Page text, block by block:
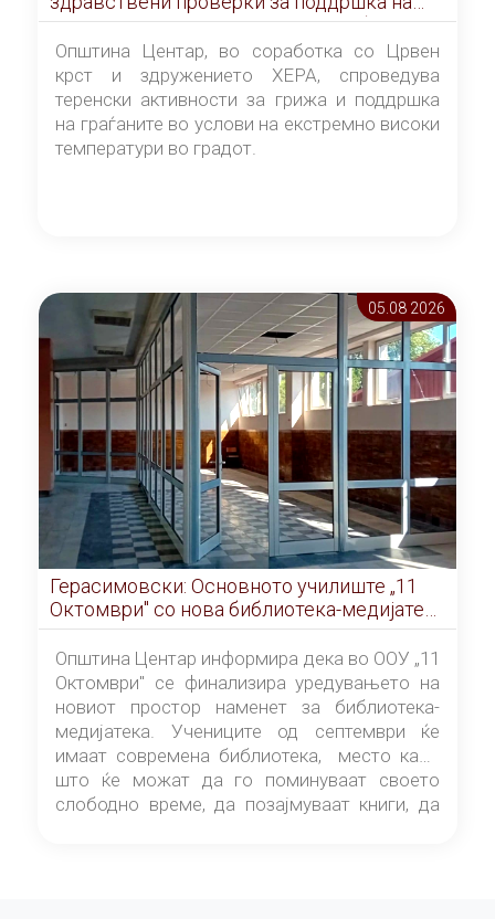
граѓаните во услови на топлотен бран
Општина Центар, во соработка со Црвен
крст и здружението ХЕРА, спроведува
теренски активности за грижа и поддршка
на граѓаните во услови на екстремно високи
температури во градот.
05.08 2026
Герасимовски: Основното училиште „11
Октомври" со нова библиотека-медијатека
од септември
Општина Центар информира дека во ООУ „11
Октомври" се финализира уредувањето на
новиот простор наменет за библиотека-
медијатека. Учениците од септември ќе
имаат современа библиотека, место каде
што ќе можат да го поминуваат своето
слободно време, да позајмуваат книги, да